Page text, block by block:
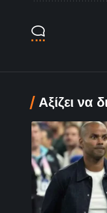
Αξίζει να